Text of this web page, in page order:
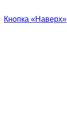
Кнопка «Наверх»